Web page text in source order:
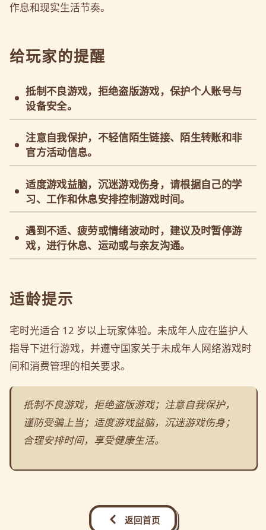
作息和现实生活节奏。
给玩家的提醒
抵制不良游戏，拒绝盗版游戏，保护个人账号与
设备安全。
注意自我保护，不轻信陌生链接、陌生转账和非
官方活动信息。
适度游戏益脑，沉迷游戏伤身，请根据自己的学
习、工作和休息安排控制游戏时间。
遇到不适、疲劳或情绪波动时，建议及时暂停游
戏，进行休息、运动或与亲友沟通。
适龄提示
宅时光适合 12 岁以上玩家体验。未成年人应在监护人
指导下进行游戏，并遵守国家关于未成年人网络游戏时
间和消费管理的相关要求。
抵制不良游戏，拒绝盗版游戏；注意自我保护，
谨防受骗上当；适度游戏益脑，沉迷游戏伤身；
合理安排时间，享受健康生活。
返回首页